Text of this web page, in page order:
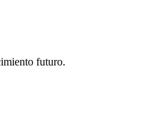
futuro.